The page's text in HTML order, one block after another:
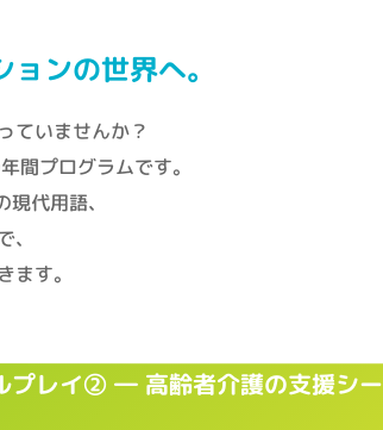
ンの世界へ。
ていませんか？
間プログラムです。
代用語、
す。
プレイ② ― 高齢者介護の支援シー